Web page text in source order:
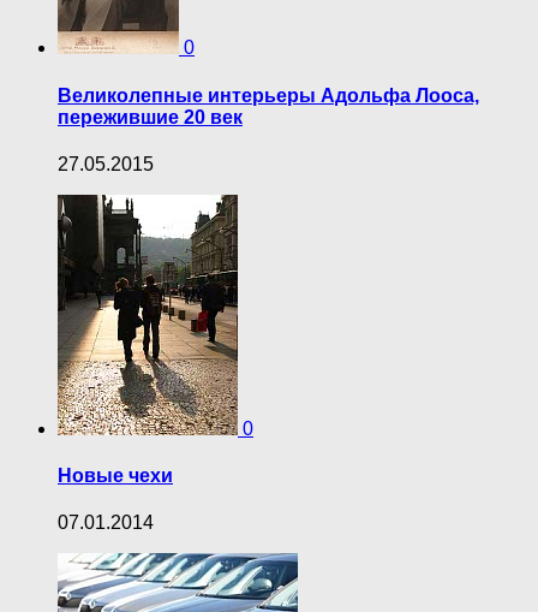
0
Великолепные интерьеры Адольфа Лооса,
пережившие 20 век
27.05.2015
0
Новые чехи
07.01.2014